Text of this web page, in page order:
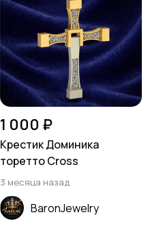
1 000 ₽
Крестик Доминика
торетто Cross
3 месяца назад
BaronJewelry